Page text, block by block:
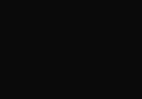
передние